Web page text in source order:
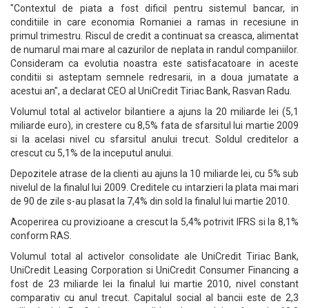
"Contextul de piata a fost dificil pentru sistemul bancar, in
conditiile in care economia Romaniei a ramas in recesiune in
primul trimestru. Riscul de credit a continuat sa creasca, alimentat
de numarul mai mare al cazurilor de neplata in randul companiilor.
Consideram ca evolutia noastra este satisfacatoare in aceste
conditii si asteptam semnele redresarii, in a doua jumatate a
acestui an", a declarat CEO al UniCredit Tiriac Bank, Rasvan Radu.
Volumul total al activelor bilantiere a ajuns la 20 miliarde lei (5,1
miliarde euro), in crestere cu 8,5% fata de sfarsitul lui martie 2009
si la acelasi nivel cu sfarsitul anului trecut. Soldul creditelor a
crescut cu 5,1% de la inceputul anului.
Depozitele atrase de la clienti au ajuns la 10 miliarde lei, cu 5% sub
nivelul de la finalul lui 2009. Creditele cu intarzieri la plata mai mari
de 90 de zile s-au plasat la 7,4% din sold la finalul lui martie 2010.
Acoperirea cu provizioane a crescut la 5,4% potrivit IFRS si la 8,1%
conform RAS.
Volumul total al activelor consolidate ale UniCredit Tiriac Bank,
UniCredit Leasing Corporation si UniCredit Consumer Financing a
fost de 23 miliarde lei la finalul lui martie 2010, nivel constant
comparativ cu anul trecut. Capitalul social al bancii este de 2,3